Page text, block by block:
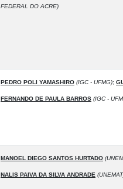
FEDERAL DO ACRE)
PEDRO POLI YAMASHIRO (IGC - UFMG);
FERNANDO DE PAULA BARROS (IGC -
MANOEL DIEGO SANTOS HURTADO
NALIS PAIVA DA SILVA ANDRADE